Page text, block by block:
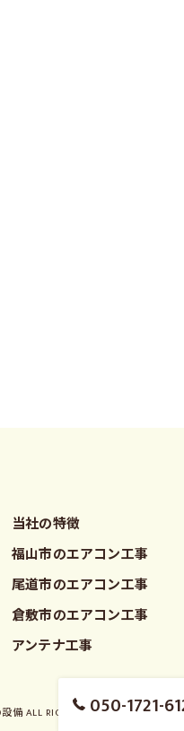
050-1721-
当社の特徴
福山市のエアコン工事
尾道市のエアコン工事
倉敷市のエアコン工事
アンテナ工事
ALL RIGHTS RESERVED.